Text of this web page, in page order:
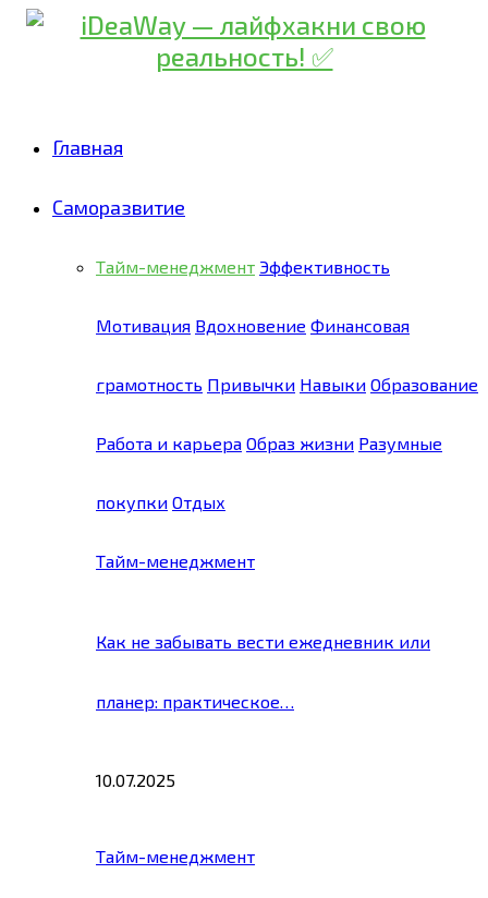
Главная
Саморазвитие
Тайм-менеджмент Эффективность
Мотивация Вдохновение Финансовая
грамотность Привычки Навыки Образование
Работа и карьера Образ жизни Разумные
покупки Отдых
Тайм-менеджмент
Как не забывать вести ежедневник или
планер: практическое…
10.07.2025
Тайм-менеджмент